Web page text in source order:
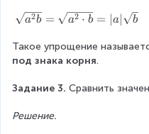
s
r
t
a
c
{
6
}
c
d
t
\
q
t
}
{
}
\
q
r
{
^
a2b = a2 ⋅ b = a∣ b
Такое упрощение
под знака корня.
Задание 3. Сравнить
Решение.